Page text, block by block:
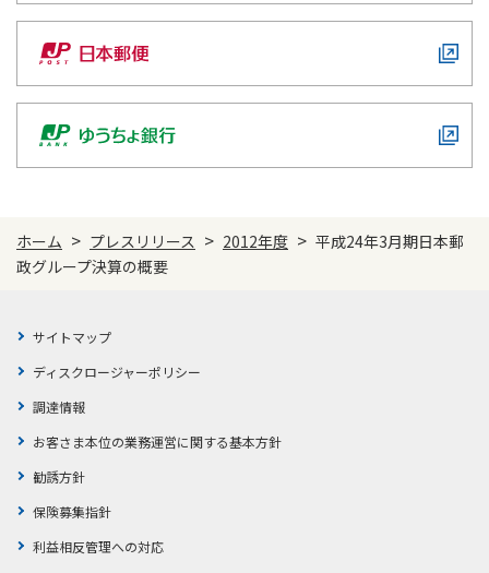
ラジオ体操・みんなの体操
ラジオ体操ポータルサイト
かんぽジャンクション
ホーム > プレスリリース > 2012年度 > 平成24年3月期日本郵
政グループ決算の概要
サイトマップ
ディスクロージャーポリシー
調達情報
お客さま本位の業務運営に関する基本方針
勧誘方針
保険募集指針
利益相反管理への対応